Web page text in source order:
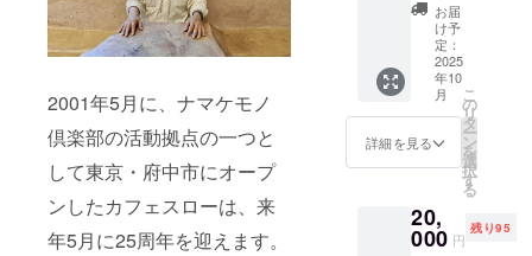
2001年5月に、ナマケモノ
倶楽部の活動拠点の一つと
して東京・府中市にオープ
ンしたカフェスローは、来
年5月に25周年を迎えます。
※ZOOM
を利用
して実
施しま
す。 ※
参加が
難しい
場合は
ます。 ]
詳細は
びいた
だけま
す サイ
ズ：S
/M/L
お届
け予
定：
2025
年10
月
詳細を見る
こ
の
リ
タ
ー
ン
を
選
択
す
る
20,
000 円
残り95